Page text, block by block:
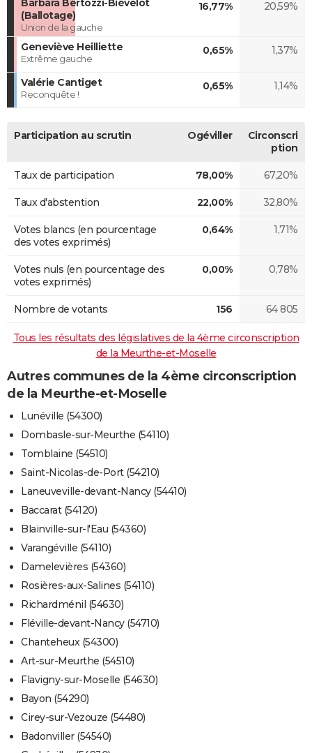
Barbara Bertozzi-Biévelot
(Ballotage)
Union de la gauche
16,77% 20,59%
Geneviève Heilliette
Extrême gauche
0,65% 1,37%
Valérie Cantiget
Reconquête !
0,65% 1,14%
Participation au scrutin Ogéviller
Circonscri
ption
Taux de participation 78,00% 67,20%
Taux d'abstention 22,00% 32,80%
Votes blancs (en pourcentage
des votes exprimés)
0,64% 1,71%
Votes nuls (en pourcentage des
votes exprimés)
0,00% 0,78%
Nombre de votants 156 64 805
Tous les résultats des législatives de la 4ème circonscription
de la Meurthe-et-Moselle
Autres communes de la 4ème circonscription
de la Meurthe-et-Moselle
Lunéville (54300)
Dombasle-sur-Meurthe (54110)
Tomblaine (54510)
Saint-Nicolas-de-Port (54210)
Laneuveville-devant-Nancy (54410)
Baccarat (54120)
Blainville-sur-l'Eau (54360)
Varangéville (54110)
Damelevières (54360)
Rosières-aux-Salines (54110)
Richardménil (54630)
Fléville-devant-Nancy (54710)
Chanteheux (54300)
Art-sur-Meurthe (54510)
Flavigny-sur-Moselle (54630)
Bayon (54290)
Cirey-sur-Vezouze (54480)
Badonviller (54540)